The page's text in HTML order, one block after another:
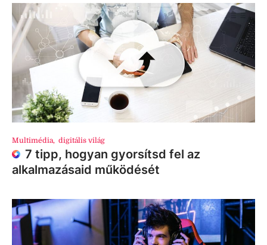
Multimédia, digitális világ
7 tipp, hogyan gyorsítsd fel az
alkalmazásaid működését